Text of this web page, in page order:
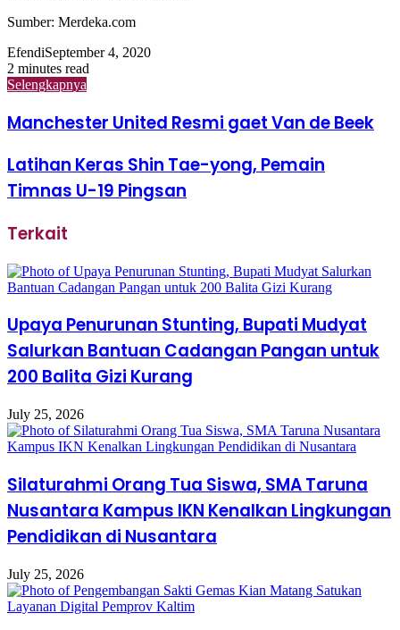
Sumber: Merdeka.com
EfendiSeptember 4, 2020
2 minutes read
Selengkapnya
Manchester United Resmi gaet Van de Beek
Latihan Keras Shin Tae-yong, Pemain
Timnas U-19 Pingsan
Terkait
Upaya Penurunan Stunting, Bupati Mudyat
Salurkan Bantuan Cadangan Pangan untuk
200 Balita Gizi Kurang
July 25, 2026
Silaturahmi Orang Tua Siswa, SMA Taruna
Nusantara Kampus IKN Kenalkan Lingkungan
Pendidikan di Nusantara
July 25, 2026